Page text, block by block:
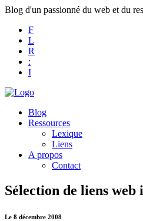
Blog d'un passionné du web et du
F
L
R
:
I
Blog
Ressources
Lexique
Liens
A propos
Contact
Sélection de liens web
Le 8 décembre 2008